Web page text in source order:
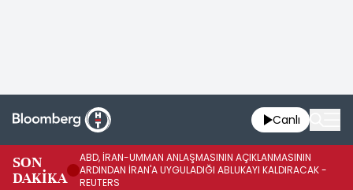
Canlı
SON
DAKİKA
ABD, İRAN-UMMAN ANLAŞMASININ AÇIKLANMASININ
ARDINDAN İRAN'A UYGULADIĞI ABLUKAYI KALDIRACAK -
REUTERS